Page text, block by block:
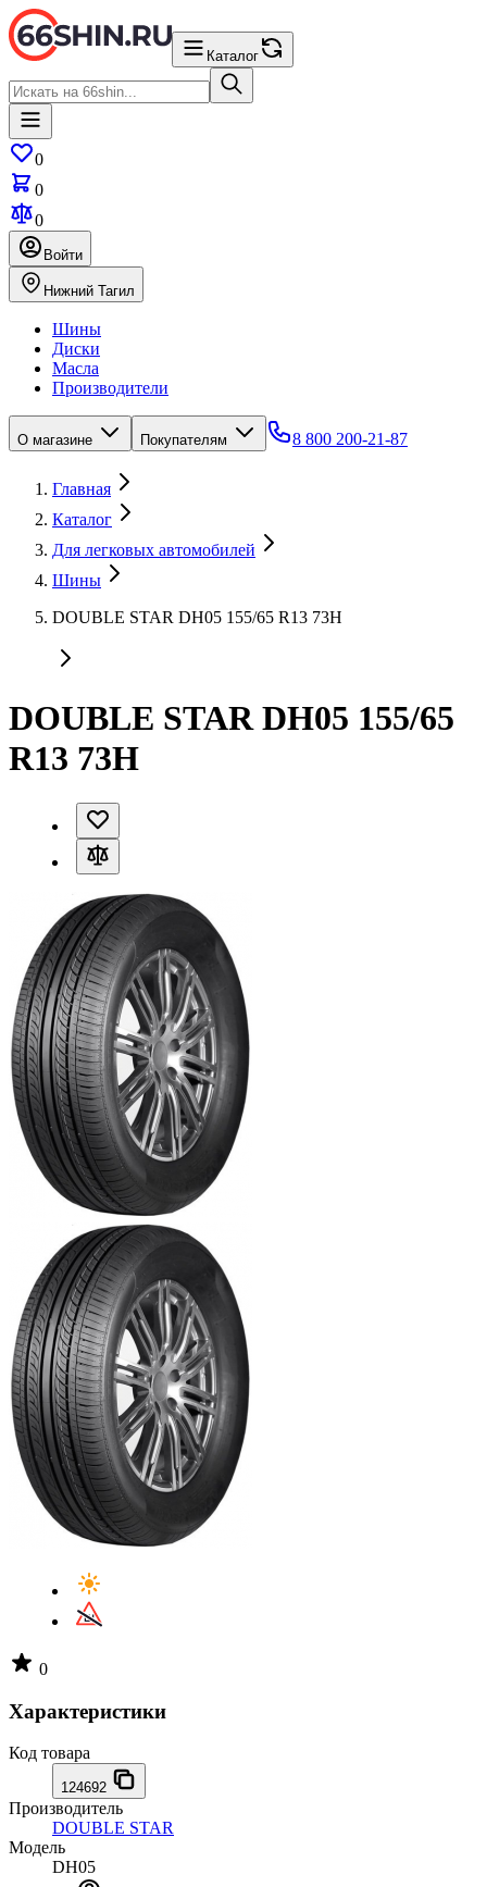
Каталог
0
0
0
Войти
Нижний Тагил
Шины
Диски
Масла
Производители
О магазине Покупателям 8 800 200-21-87
Главная
Каталог
Для легковых автомобилей
Шины
DOUBLE STAR DH05 155/65 R13 73H
DOUBLE STAR DH05 155/65
R13 73H
0
Характеристики
Код товара
124692
Производитель
DOUBLE STAR
Модель
DH05